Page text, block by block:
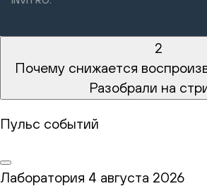
2
Почему снижается
Разобрали на
Пульс событий
Лаборатория 4 августа 2026